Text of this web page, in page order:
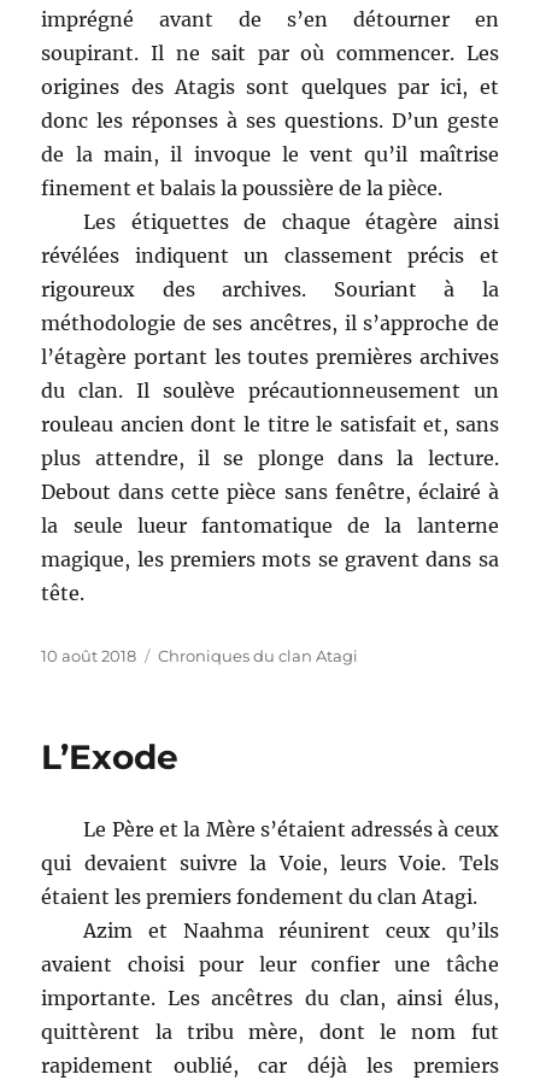
imprégné avant de s’en détourner en
soupirant. Il ne sait par où commencer. Les
origines des Atagis sont quelques par ici, et
donc les réponses à ses questions. D’un geste
de la main, il invoque le vent qu’il maîtrise
finement et balais la poussière de la pièce.
Les étiquettes de chaque étagère ainsi
révélées indiquent un classement précis et
rigoureux des archives. Souriant à la
méthodologie de ses ancêtres, il s’approche de
l’étagère portant les toutes premières archives
du clan. Il soulève précautionneusement un
rouleau ancien dont le titre le satisfait et, sans
plus attendre, il se plonge dans la lecture.
Debout dans cette pièce sans fenêtre, éclairé à
la seule lueur fantomatique de la lanterne
magique, les premiers mots se gravent dans sa
tête.
Publié
10 août 2018 Catégories
Chroniques du clan Atagi
L’Exode
Le Père et la Mère s’étaient adressés à ceux
qui devaient suivre la Voie, leurs Voie. Tels
étaient les premiers fondement du clan Atagi.
Azim et Naahma réunirent ceux qu’ils
avaient choisi pour leur confier une tâche
importante. Les ancêtres du clan, ainsi élus,
quittèrent la tribu mère, dont le nom fut
rapidement oublié, car déjà les premiers